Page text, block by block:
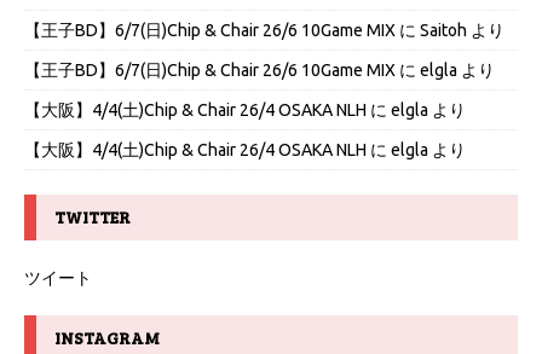
【王子BD】6/7(日)Chip & Chair 26/6 10Game MIX に Saitoh より
【王子BD】6/7(日)Chip & Chair 26/6 10Game MIX に elgla より
【大阪】4/4(土)Chip & Chair 26/4 OSAKA NLH に elgla より
【大阪】4/4(土)Chip & Chair 26/4 OSAKA NLH に elgla より
TWITTER
ツイート
INSTAGRAM